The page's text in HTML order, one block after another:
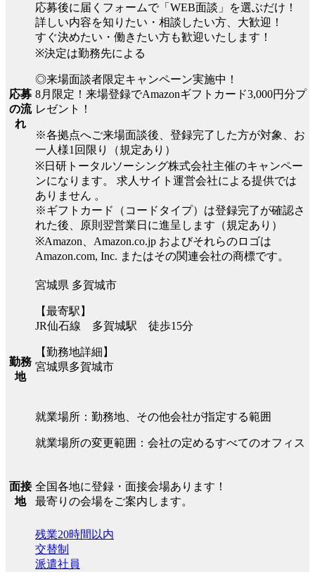
応募
の流
れ
応募後に届くフォームで「WEB面談」を選ぶだけ！
詳しい内容を知りたい・相談したい方、大歓迎！
すぐ決めたい・働きたい方も歓迎いたします！
※決定は勤務先による
◎来場面談者限定キャンペーン実施中！
8月限定！来場登録でAmazonギフトカード3,000円分プ
レゼント！
※各拠点へご来場面談後、登録完了した方が対象、お
一人様1回限り（規定あり）
※日研トータルソーシング株式会社主催のキャンペー
ンになります。 求人サイト運営会社による提供では
ありません 。
※ギフトカード（コードタイプ）は登録完了が確認さ
れた後、原則翌営業日に進呈します（規定あり）
※Amazon、Amazon.co.jp およびそれらのロゴは
Amazon.com, Inc. またはその関連会社の商標です。
勤務
地
宮城県 多賀城市
【最寄駅】
JR仙石線 多賀城駅 徒歩15分
【勤務地詳細】
宮城県多賀城市
就業場所：勤務地、その他会社が指定する範囲
就業場所の変更範囲：会社の定めるすべてのオフィス
面接
地
全国各地に登録・面接会場あります！
最寄りの会場をご案内します。
残業20時間以内
交替制
派遣社員